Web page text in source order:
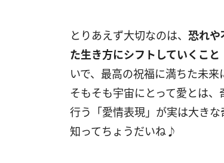
とりあえず大切なのは、 恐れや
た生き方にシフトしていくこと
いで、最高の祝福に満ちた未
そもそも宇宙にとって愛とは
行う「愛情表現」が実は大き
知ってちょうだいね♪